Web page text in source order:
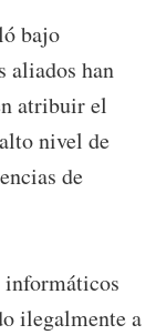
bajo
aliados han
atribuir el
nivel de
de
informáticos
ilegalmente a